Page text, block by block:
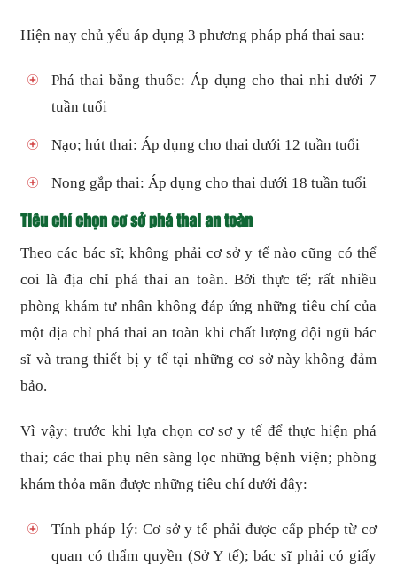
Hiện nay chủ yếu áp dụng 3 phương pháp phá thai sau:
Phá thai bằng thuốc: Áp dụng cho thai nhi dưới 7
tuần tuổi
Nạo; hút thai: Áp dụng cho thai dưới 12 tuần tuổi
Nong gắp thai: Áp dụng cho thai dưới 18 tuần tuổi
Tiêu chí chọn cơ sở phá thai an toàn
Theo các bác sĩ; không phải cơ sở y tế nào cũng có thể
coi là địa chỉ phá thai an toàn. Bởi thực tế; rất nhiều
phòng khám tư nhân không đáp ứng những tiêu chí của
một địa chỉ phá thai an toàn khi chất lượng đội ngũ bác
sĩ và trang thiết bị y tế tại những cơ sở này không đảm
bảo.
Vì vậy; trước khi lựa chọn cơ sơ y tế để thực hiện phá
thai; các thai phụ nên sàng lọc những bệnh viện; phòng
khám thỏa mãn được những tiêu chí dưới đây:
Tính pháp lý: Cơ sở y tế phải được cấp phép từ cơ
quan có thẩm quyền (Sở Y tế); bác sĩ phải có giấy